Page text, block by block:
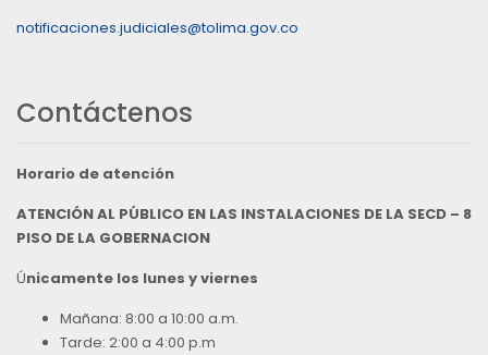
notificaciones.judiciales@tolima.gov.co
Contáctenos
Horario de atención
ATENCIÓN AL PÚBLICO EN LAS INSTALACIONES DE LA SECD – 8
PISO DE LA GOBERNACION
Únicamente los lunes y viernes
Mañana: 8:00 a 10:00 a.m.
Tarde: 2:00 a 4:00 p.m